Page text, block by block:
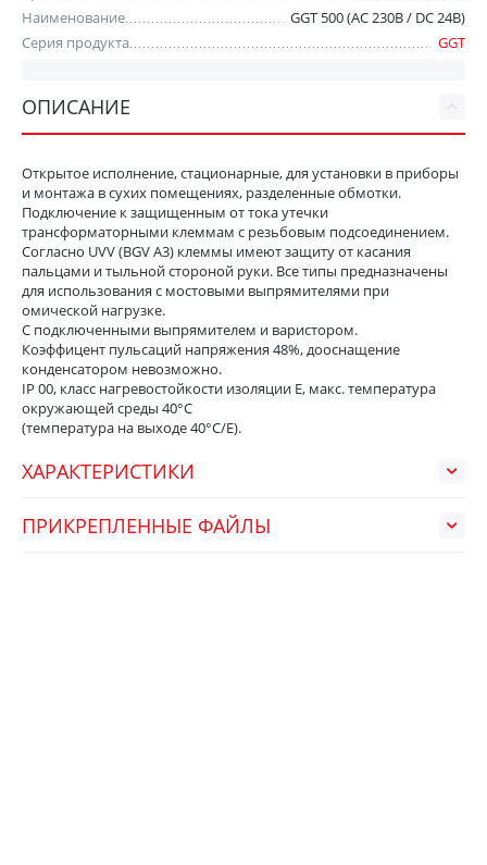
Наименование
GGT 500 (AC 230В / DC 24В)
Серия продукта
GGT
ОПИСАНИЕ
Открытое исполнение, стационарные, для установки в приборы
и монтажа в сухих помещениях, разделенные обмотки.
Подключение к защищенным от тока утечки
трансформаторными клеммам с резьбовым подсоединением.
Согласно UVV (BGV A3) клеммы имеют защиту от касания
пальцами и тыльной стороной руки. Все типы предназначены
для использования с мостовыми выпрямителями при
омической нагрузке.
С подключенными выпрямителем и варистором.
Коэффицент пульсаций напряжения 48%, дооснащение
конденсатором невозможно.
IP 00, класс нагревостойкости изоляции Е, макс. температура
окружающей среды 40°C
(температура на выходе 40°C/Е).
ХАРАКТЕРИСТИКИ
ПРИКРЕПЛЕННЫЕ ФАЙЛЫ